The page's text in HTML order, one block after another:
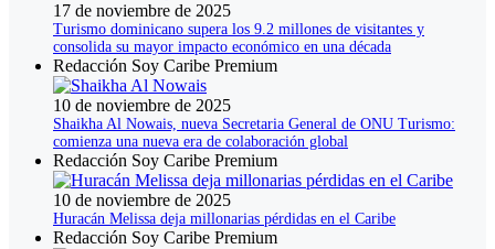
17 de noviembre de 2025
Turismo dominicano supera los 9.2 millones de visitantes y
consolida su mayor impacto económico en una década
Redacción Soy Caribe Premium
10 de noviembre de 2025
Shaikha Al Nowais, nueva Secretaria General de ONU Turismo:
comienza una nueva era de colaboración global
Redacción Soy Caribe Premium
10 de noviembre de 2025
Huracán Melissa deja millonarias pérdidas en el Caribe
Redacción Soy Caribe Premium